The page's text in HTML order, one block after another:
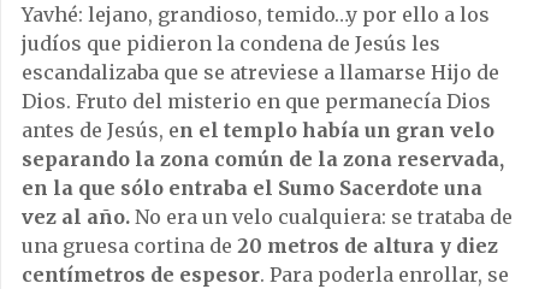
Yavhé: lejano, grandioso, temido…y por ello a los
judíos que pidieron la condena de Jesús les
escandalizaba que se atreviese a llamarse Hijo de
Dios. Fruto del misterio en que permanecía Dios
antes de Jesús, en el templo había un gran velo
separando la zona común de la zona reservada,
en la que sólo entraba el Sumo Sacerdote una
vez al año. No era un velo cualquiera: se trataba de
una gruesa cortina de 20 metros de altura y diez
centímetros de espesor. Para poderla enrollar, se